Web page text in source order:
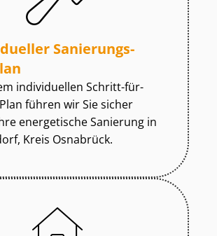
Sa­nie­rungs­
individuellen Schritt-für-
führen wir Sie sicher
energetische Sanierung in
Kreis Osnabrück.